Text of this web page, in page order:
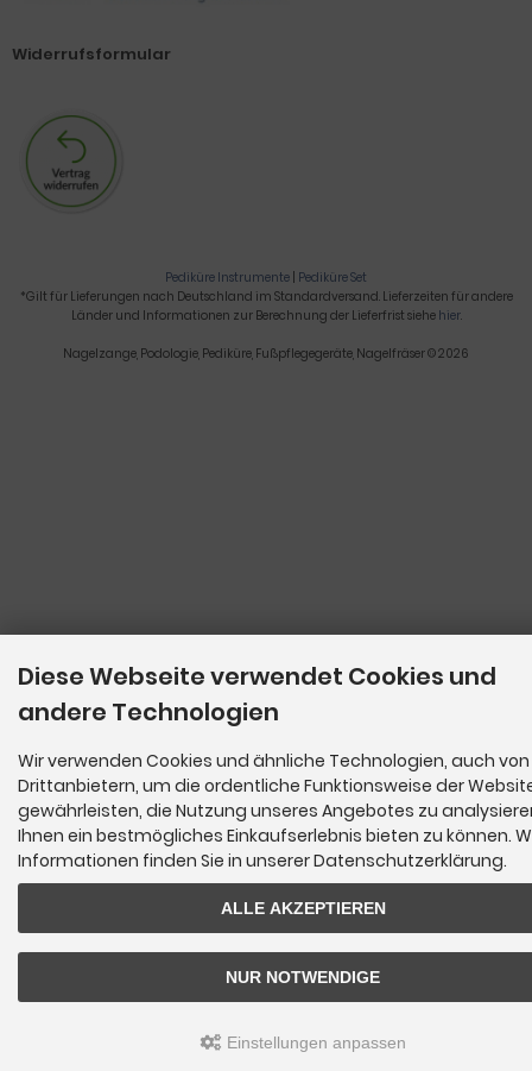
Widerrufsformular
Pediküre Instrumente | Pediküre Set
*Gilt für Lieferungen nach Deutschland im Standardversand. Lieferzeiten für andere
Länder und Informationen zur Berechnung der Lieferfrist siehe hier.
Nagelzange, Podologie, Pediküre, Fußpflegegeräte, Nagelfräser © 2026
Diese Webseite verwendet Cookies und
andere Technologien
Wir verwenden Cookies und ähnliche Technologien, auch von
Drittanbietern, um die ordentliche Funktionsweise der
gewährleisten, die Nutzung unseres Angebotes zu
Ihnen ein bestmögliches Einkaufserlebnis bieten zu können.
Informationen finden Sie in unserer Datenschutzerklärung.
ALLE AKZEPTIEREN
NUR NOTWENDIGE
Einstellungen anpassen